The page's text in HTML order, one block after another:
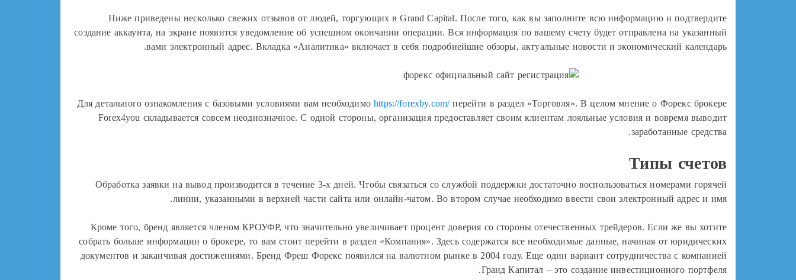
Ниже приведены несколько свежих отзывов от людей, торгующих в Grand Capital. После того, как вы заполните всю информацию и подтвердите
создание аккаунта, на экране появится уведомление об успешном окончании операции. Вся информация по вашему счету будет отправлена на указанный
вами электронный адрес. Вкладка «Аналитика» включает в себя подробнейшие обзоры, актуальные новости и экономический календарь.
Для детального ознакомления с базовыми условиями вам необходимоhttps://forexby.com/перейти в раздел «Торговля». В целом мнение о Форекс брокере
Forex4you складывается совсем неоднозначное. С одной стороны, организация предоставляет своим клиентам лояльные условия и вовремя выводит
заработанные средства.
Типы счетов
Обработка заявки на вывод производится в течение 3-х дней. Чтобы связаться со службой поддержки достаточно воспользоваться номерами горячей
линии, указанными в верхней части сайта или онлайн-чатом. Во втором случае необходимо ввести свои электронный адрес и имя.
Кроме того, бренд является членом КРОУФР, что значительно увеличивает процент доверия со стороны отечественных трейдеров. Если же вы хотите
собрать больше информации о брокере, то вам стоит перейти в раздел «Компания». Здесь содержатся все необходимые данные, начиная от юридических
документов и заканчивая достижениями. Бренд Фреш Форекс появился на валютном рынке в 2004 году. Еще один вариант сотрудничества с компанией
Гранд Капитал – это создание инвестиционного портфеля.